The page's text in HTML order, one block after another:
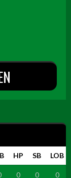
HP SB LOB
0 0 0